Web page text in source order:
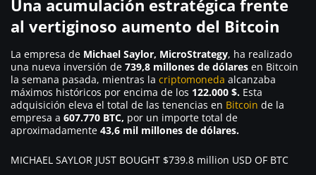
Una acumulación estratégica frente
al vertiginoso aumento del Bitcoin
La empresa de Michael Saylor, MicroStrategy, ha realizado
una nueva inversión de 739,8 millones de dólares en Bitcoin
la semana pasada, mientras la criptomoneda alcanzaba
máximos históricos por encima de los 122.000 $. Esta
adquisición eleva el total de las tenencias en Bitcoin de la
empresa a 607.770 BTC, por un importe total de
aproximadamente 43,6 mil millones de dólares.
MICHAEL SAYLOR JUST BOUGHT $739.8 million USD OF BTC